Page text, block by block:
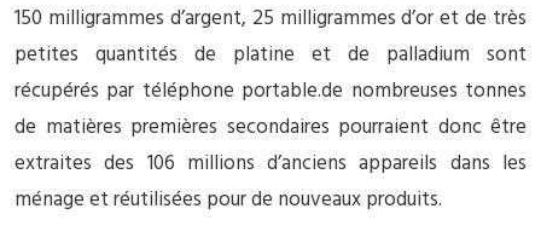
150 milligrammes d’argent, 25 milligrammes d’or et de très
petites quantités de platine et de palladium sont
récupérés par téléphone portable.de nombreuses tonnes
de matières premières secondaires pourraient donc être
extraites des 106 millions d’anciens appareils dans les
ménage et réutilisées pour de nouveaux produits.